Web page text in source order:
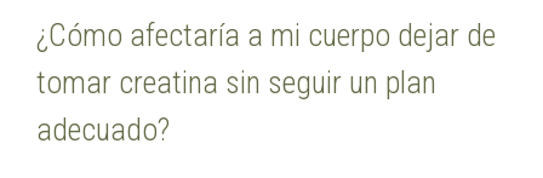
¿Cómo afectaría a mi cuerpo dejar de
tomar creatina sin seguir un plan
adecuado?